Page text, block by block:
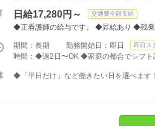
日給17,280円～ 交通費全額支給
◆正看護師の給与です。 ◆昇給あり ◆残
期間：長期 勤務開始日：即日 即日ス
時間：◆週2日〜OK ◆家庭の都合でシフ
◆「平日だけ」など働きたい日を選べます